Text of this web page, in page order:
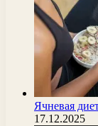
Ячневая
17.12.2025